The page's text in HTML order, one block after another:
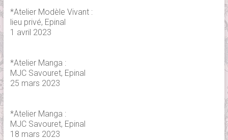
*Atelier Modèle Vivant :
lieu privé, Epinal
1 avril 2023
*Atelier Manga :
MJC Savouret, Epinal
25 mars 2023
*Atelier Manga :
MJC Savouret, Epinal
18 mars 2023